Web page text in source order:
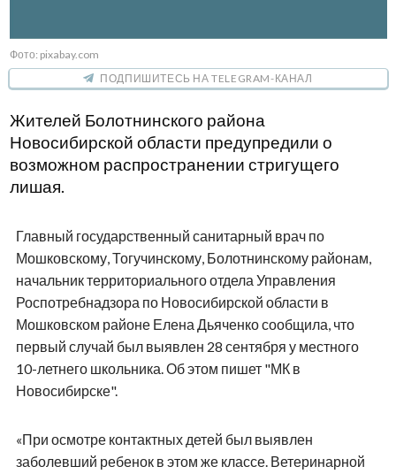
Фото: pixabay.com
ПОДПИШИТЕСЬ НА TELEGRAM-КАНАЛ
Жителей Болотнинского района
Новосибирской области предупредили о
возможном распространении стригущего
лишая.
Главный государственный санитарный врач по
Мошковскому, Тогучинскому, Болотнинскому районам,
начальник территориального отдела Управления
Роспотребнадзора по Новосибирской области в
Мошковском районе Елена Дьяченко сообщила, что
первый случай был выявлен 28 сентября у местного
10-летнего школьника. Об этом пишет "МК в
Новосибирске".
«При осмотре контактных детей был выявлен
заболевший ребенок в этом же классе. Ветеринарной